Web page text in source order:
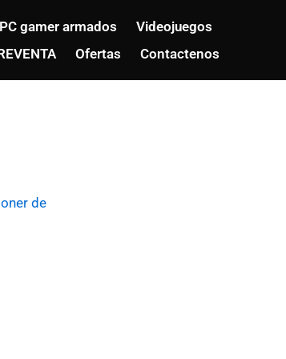
PC gamer armados
Videojuegos
Ofertas Contactenos
de